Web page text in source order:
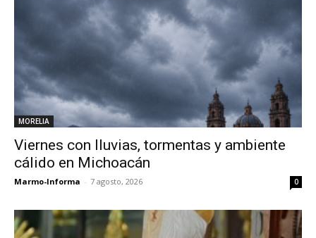
MORELIA
Viernes con lluvias, tormentas y ambiente
cálido en Michoacán
Marmo-Informa - 7 agosto, 2026 0